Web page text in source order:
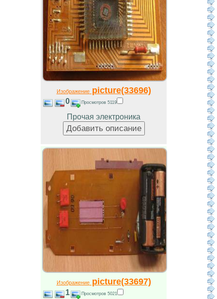
Изображениеpicture(33696)
0 Просмотров 5119
Прочая электроника
Изображениеpicture(33697)
1 Просмотров 5021